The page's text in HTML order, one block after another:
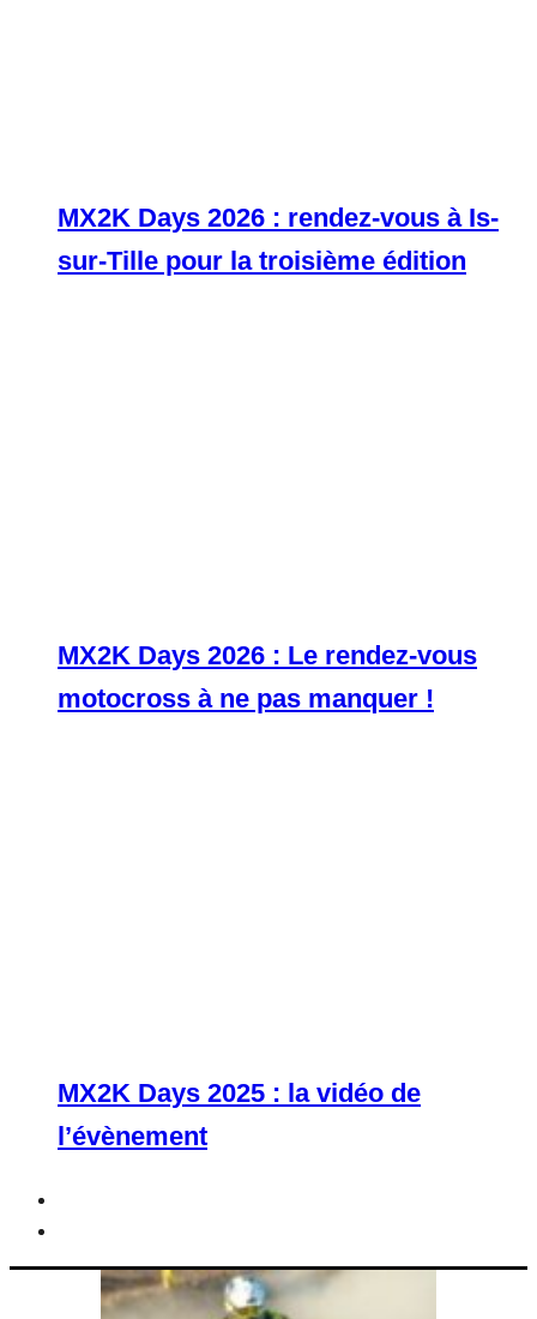
MX2K Days 2026 : rendez-vous à Is-
sur-Tille pour la troisième édition
MX2K Days 2026 : Le rendez-vous
motocross à ne pas manquer !
MX2K Days 2025 : la vidéo de
l’évènement